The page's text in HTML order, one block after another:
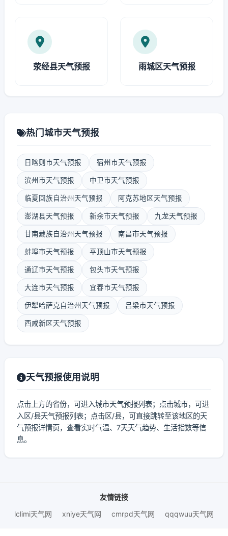
荥经县天气预报 雨城区天气预报
热门城市天气预报
日喀则市天气预报 宿州市天气预报
滨州市天气预报 中卫市天气预报
临夏回族自治州天气预报 阿克苏地区天气预报
澎湖县天气预报 新余市天气预报 九龙天气预报
甘南藏族自治州天气预报 南昌市天气预报
蚌埠市天气预报 平顶山市天气预报
通辽市天气预报 包头市天气预报
大连市天气预报 宜春市天气预报
伊犁哈萨克自治州天气预报 吕梁市天气预报
西咸新区天气预报
天气预报使用说明
点击上方的省份，可进入城市天气预报列表；点击城市，可进
入区/县天气预报列表；点击区/县，可直接跳转至该地区的天
气预报详情页，查看实时气温、7天天气趋势、生活指数等信
息。
友情链接
lclimi天气网
xniye天气网 cmrpd天气网 qqqwuu天气网